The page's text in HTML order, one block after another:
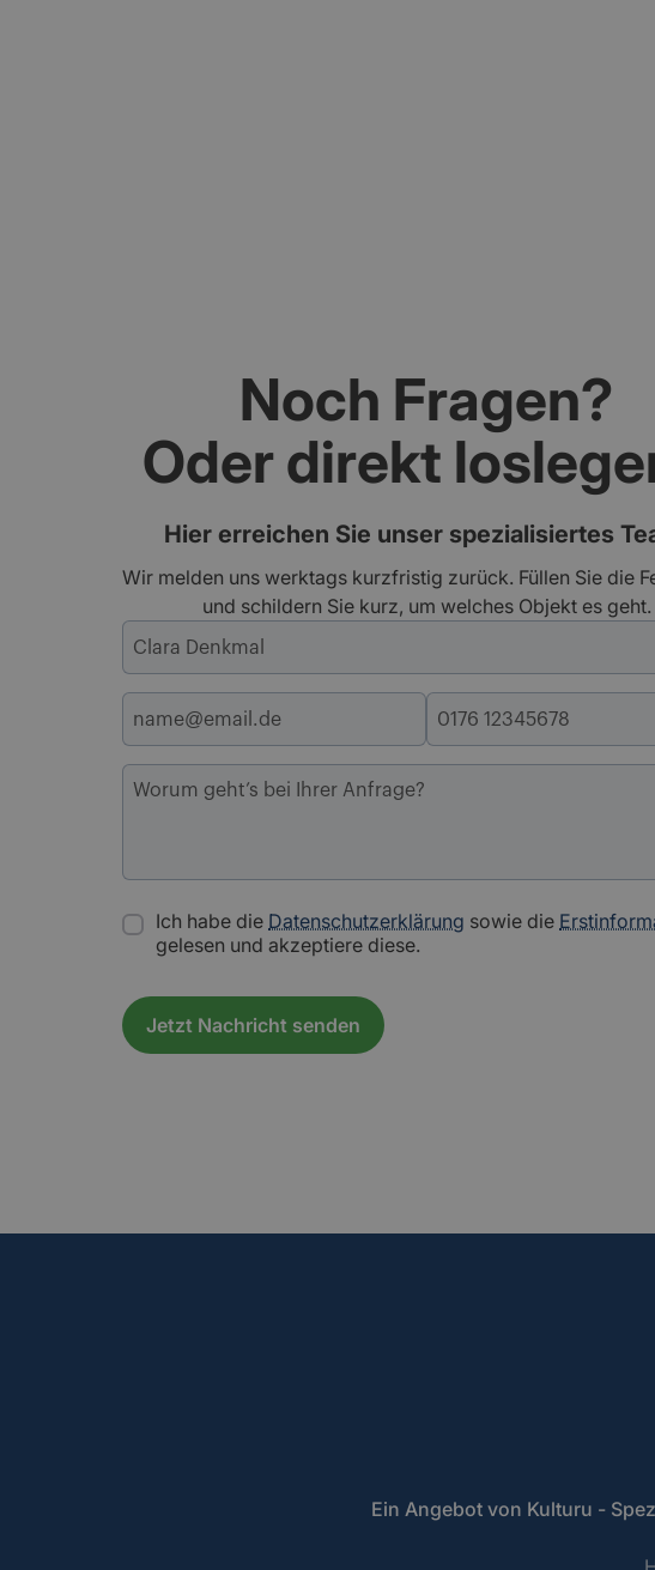
Noch Fragen?
Oder direkt
Hier erreichen Sie unser spezialisiertes
Wir melden uns werktags kurzfristig zurück. Füllen Sie die
und schildern Sie kurz, um welches Objekt es geht.
Ich habe die Datenschutzerklärung sowie die
gelesen und akzeptiere diese.
Ein Angebot von Kulturu -